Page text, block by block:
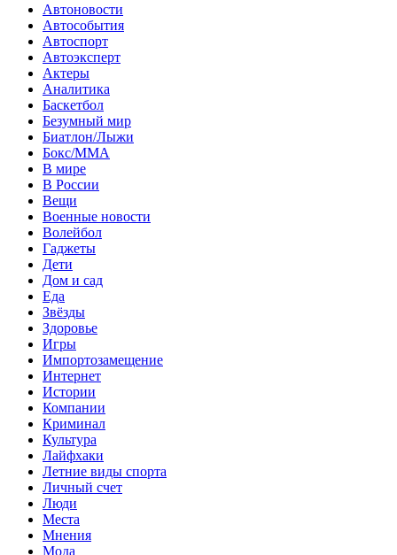
Автоновости
Автособытия
Автоспорт
Автоэксперт
Актеры
Аналитика
Баскетбол
Безумный мир
Биатлон/Лыжи
Бокс/MMA
В мире
В России
Вещи
Военные новости
Волейбол
Гаджеты
Дети
Дом и сад
Еда
Звёзды
Здоровье
Игры
Импортозамещение
Интернет
Истории
Компании
Криминал
Культура
Лайфхаки
Летние виды спорта
Личный счет
Люди
Места
Мнения
Мода